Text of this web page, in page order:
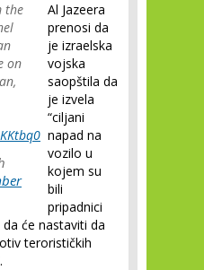
the
on
Al Jazeera
prenosi da
je izraelska
vojska
saopštila da
je izvela
“ciljani
napad na
vozilo u
kojem su
bili
pripadnici
će nastaviti da
terorističkih